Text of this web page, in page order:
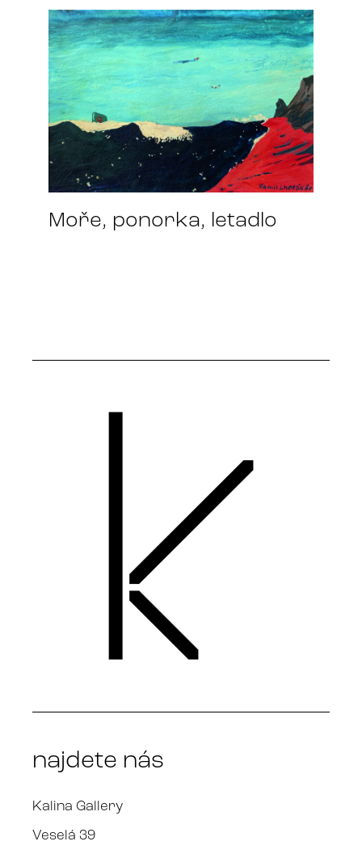
Moře, ponorka, letadlo
najdete nás
Kalina Gallery
Veselá 39